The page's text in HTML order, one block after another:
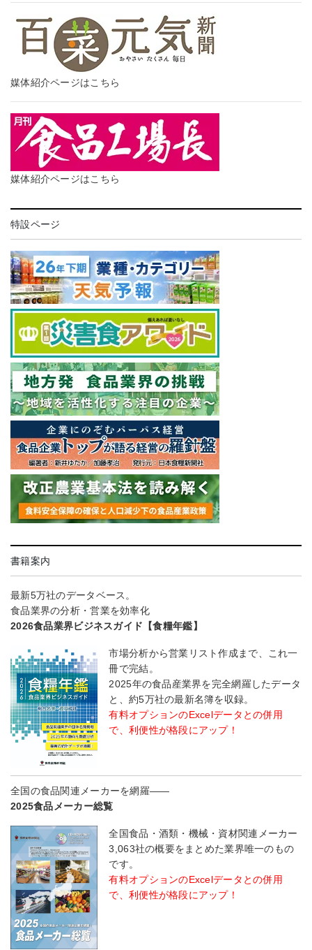
媒体紹介ページはこちら
媒体紹介ページはこちら
特設ページ
書籍案内
最新5万社のデータベース。
食品業界の分析・営業を効率化
2026食品業界ビジネスガイド【食糧年鑑】
市場分析から営業リスト作成まで、これ一
冊で完結。
2025年の食品産業界を完全網羅したデータ
と、約5万社の最新名簿を収録。
有料オプションのExcelデータとの併用
で、利便性が格段にアップ！
全国の食品関連メーカーを網羅――
2025食品メーカー総覧
全国食品・酒類・機械・資材関連メーカー
3,063社の概要をまとめた業界唯一のもの
です。
有料オプションのExcelデータとの併用
で、利便性が格段にアップ！